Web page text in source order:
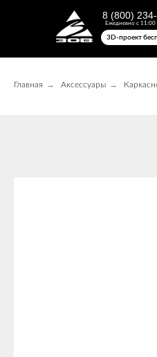
8 (800)
Ежедневно с
3D-проект
Главная → Аксессуары →